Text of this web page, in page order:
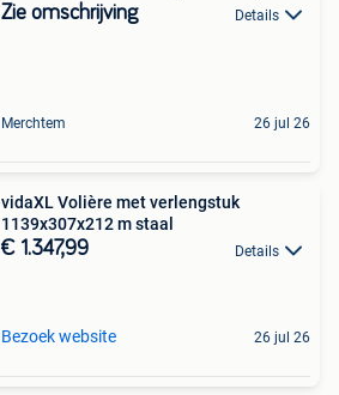
Zie omschrijving Details
Merchtem 26 jul 26
vidaXL Volière met verlengstuk
1139x307x212 m staal
€ 1.347,99 Details
Bezoek website 26 jul 26